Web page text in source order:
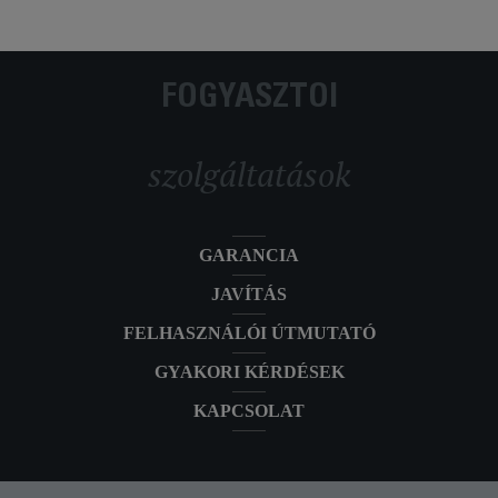
FOGYASZTÓI
szolgáltatások
GARANCIA
JAVÍTÁS
FELHASZNÁLÓI ÚTMUTATÓ
GYAKORI KÉRDÉSEK
KAPCSOLAT